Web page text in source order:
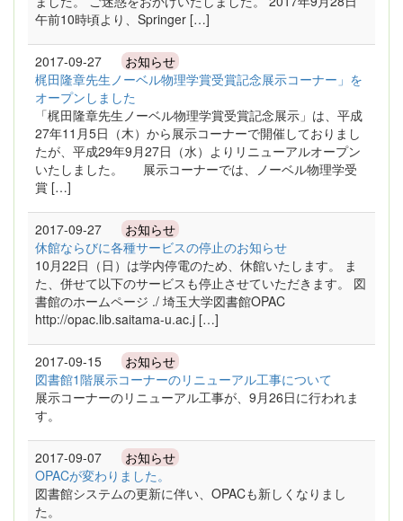
午前10時頃より、Springer […]
2017-09-27 お知らせ
梶田隆章先生ノーベル物理学賞受賞記念展示コーナー」を
オープンしました
「梶田隆章先生ノーベル物理学賞受賞記念展示」は、平成
27年11月5日（木）から展示コーナーで開催しておりまし
たが、平成29年9月27日（水）よりリニューアルオープン
いたしました。 展示コーナーでは、ノーベル物理学受
賞 […]
2017-09-27 お知らせ
休館ならびに各種サービスの停止のお知らせ
10月22日（日）は学内停電のため、休館いたします。 ま
た、併せて以下のサービスも停止させていただきます。 図
書館のホームページ ./ 埼玉大学図書館OPAC
http://opac.lib.saitama-u.ac.j […]
2017-09-15 お知らせ
図書館1階展示コーナーのリニューアル工事について
展示コーナーのリニューアル工事が、9月26日に行われま
す。
2017-09-07 お知らせ
OPACが変わりました。
図書館システムの更新に伴い、OPACも新しくなりまし
た。